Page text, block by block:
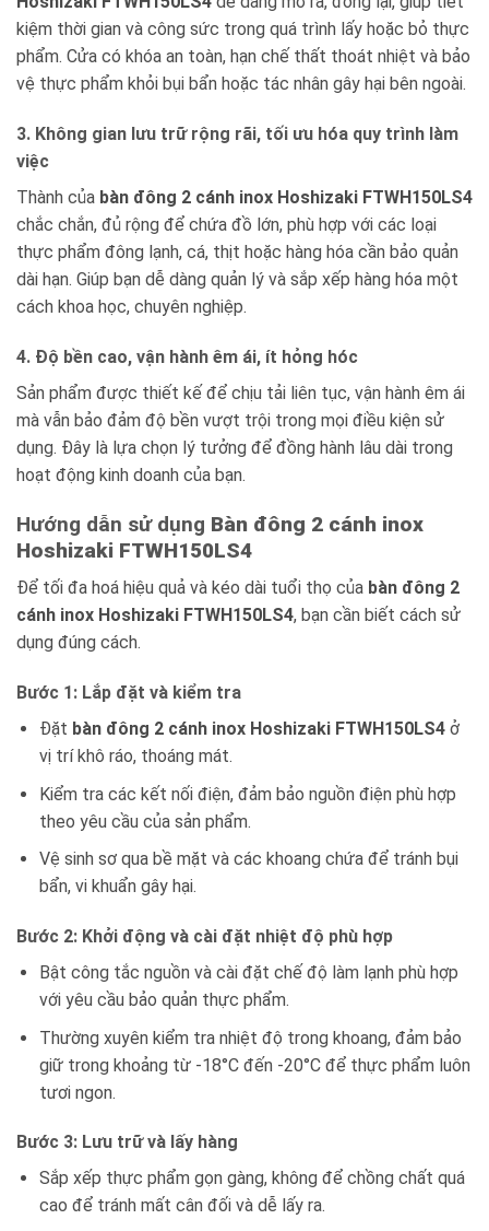
kiệm thời gian và công sức trong quá trình lấy hoặc bỏ thực
phẩm. Cửa có khóa an toàn, hạn chế thất thoát nhiệt và bảo
vệ thực phẩm khỏi bụi bẩn hoặc tác nhân gây hại bên ngoài.
3. Không gian lưu trữ rộng rãi, tối ưu hóa quy trình làm
việc
Thành của bàn đông 2 cánh inox Hoshizaki FTWH150LS4
chắc chắn, đủ rộng để chứa đồ lớn, phù hợp với các loại
thực phẩm đông lạnh, cá, thịt hoặc hàng hóa cần bảo quản
dài hạn. Giúp bạn dễ dàng quản lý và sắp xếp hàng hóa một
cách khoa học, chuyên nghiệp.
4. Độ bền cao, vận hành êm ái, ít hỏng hóc
Sản phẩm được thiết kế để chịu tải liên tục, vận hành êm ái
mà vẫn bảo đảm độ bền vượt trội trong mọi điều kiện sử
dụng. Đây là lựa chọn lý tưởng để đồng hành lâu dài trong
hoạt động kinh doanh của bạn.
Hướng dẫn sử dụng Bàn đông 2 cánh inox
Hoshizaki FTWH150LS4
Để tối đa hoá hiệu quả và kéo dài tuổi thọ của bàn đông 2
cánh inox Hoshizaki FTWH150LS4, bạn cần biết cách sử
dụng đúng cách.
Bước 1: Lắp đặt và kiểm tra
Đặt bàn đông 2 cánh inox Hoshizaki FTWH150LS4ở
vị trí khô ráo, thoáng mát.
Kiểm tra các kết nối điện, đảm bảo nguồn điện phù hợp
theo yêu cầu của sản phẩm.
Vệ sinh sơ qua bề mặt và các khoang chứa để tránh bụi
bẩn, vi khuẩn gây hại.
Bước 2: Khởi động và cài đặt nhiệt độ phù hợp
Bật công tắc nguồn và cài đặt chế độ làm lạnh phù hợp
với yêu cầu bảo quản thực phẩm.
Thường xuyên kiểm tra nhiệt độ trong khoang, đảm bảo
giữ trong khoảng từ -18°C đến -20°C để thực phẩm luôn
tươi ngon.
Bước 3: Lưu trữ và lấy hàng
Sắp xếp thực phẩm gọn gàng, không để chồng chất quá
cao để tránh mất cân đối và dễ lấy ra.